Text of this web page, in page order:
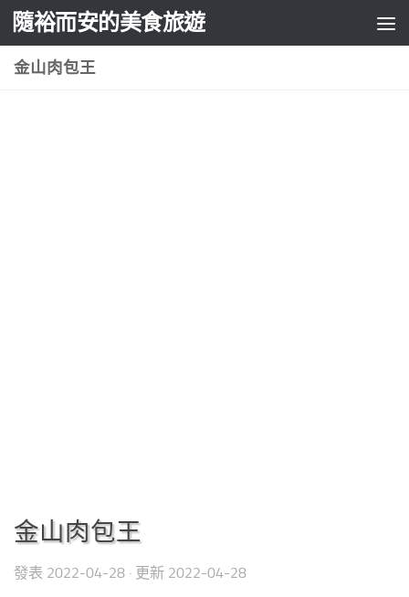
Skip to content
隨裕而安的美食旅遊
金山肉包王
金山肉包王
發表 2022-04-28 · 更新 2022-04-28